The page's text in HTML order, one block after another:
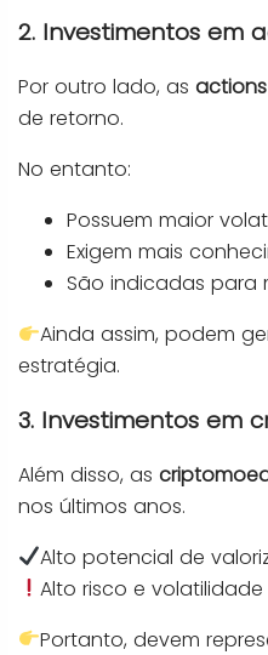
2. Investimentos em
Por outro lado, as actions
de retorno.
No entanto:
Possuem maior
Exigem mais
São indicadas para
Ainda assim, podem
estratégia.
3. Investimentos em
Além disso, as
nos últimos anos.
Alto potencial de
Alto risco e volatilidade
Portanto, devem